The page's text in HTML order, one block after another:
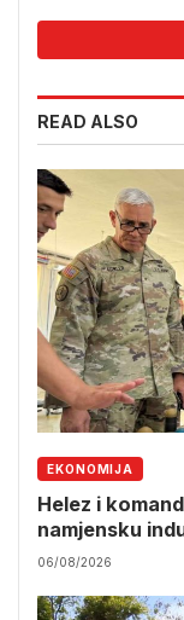
READ ALSO
EKONOMIJA
Helez i
namjensku
06/08/2026